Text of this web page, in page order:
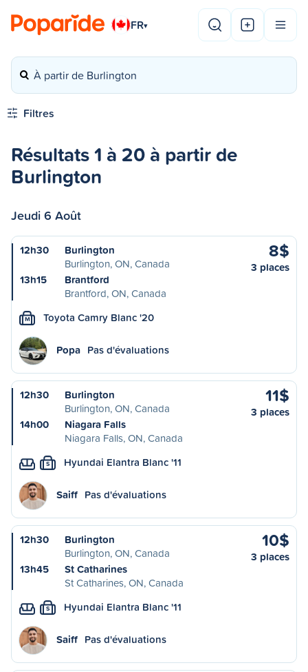
FR▾
À partir de Burlington
Filtres
Résultats 1 à 20 à partir de
Burlington
Jeudi 6 Août
12h30
Burlington
Burlington, ON, Canada
13h15
Brantford
Brantford, ON, Canada
8$
3 places
M Toyota Camry Blanc '20
Popa Pas d'évaluations
12h30
Burlington
Burlington, ON, Canada
14h00
Niagara Falls
Niagara Falls, ON, Canada
11$
3 places
S Hyundai Elantra Blanc '11
Saiff Pas d'évaluations
12h30
Burlington
Burlington, ON, Canada
13h45
St Catharines
St Catharines, ON, Canada
10$
3 places
S Hyundai Elantra Blanc '11
Saiff Pas d'évaluations